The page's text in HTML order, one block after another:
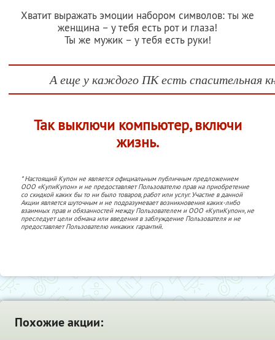
Хватит выражать эмоции набором символов: ты же
женщина – у тебя есть рот и глаза!
Ты же мужик – у тебя есть руки!
А еще у каждого ПК есть спасительная
Так выключи компьютер, включи
жизнь.
* Настоящий Купон не является официальным публичным предложением
ООО «КупиКупон» и не предоставляет Пользователю прав на приобретение
со скидкой каких бы то ни было товаров, работ или услуг. Участие в данной
Акции является шуточным и не подразумевает возникновения каких-либо
взаимных прав и обязанностей между Пользователем и ООО «КупиКупон», не
преследует цели обмана или введения в заблуждение Пользователя и не
предоставляет Пользователю никаких гарантий.
Похожие акции: